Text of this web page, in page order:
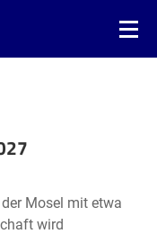
©OpenStreetMap2
Mosel mit etwa
wird